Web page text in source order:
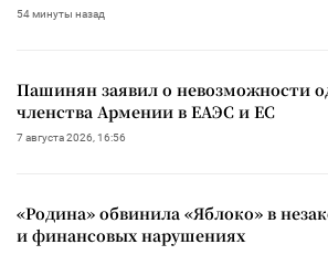
54 минуты назад
Пашинян заявил о невозможности
членства Армении в ЕАЭС и ЕС
7 августа 2026, 16:56
«Родина» обвинила «Яблоко» в
и финансовых нарушениях